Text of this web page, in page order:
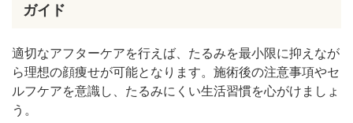
ガイド
適切なアフターケアを行えば、たるみを最小限に抑えなが
ら理想の顔痩せが可能となります。施術後の注意事項やセ
ルフケアを意識し、たるみにくい生活習慣を心がけましょ
う。